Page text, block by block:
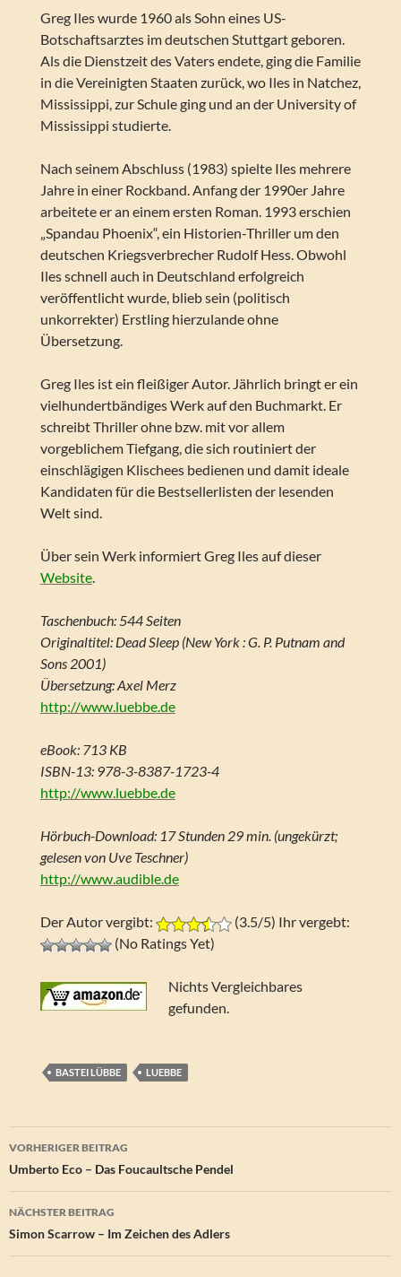
Greg Iles wurde 1960 als Sohn eines US-
Botschaftsarztes im deutschen Stuttgart geboren.
Als die Dienstzeit des Vaters endete, ging die Familie
in die Vereinigten Staaten zurück, wo Iles in Natchez,
Mississippi, zur Schule ging und an der University of
Mississippi studierte.
Nach seinem Abschluss (1983) spielte Iles mehrere
Jahre in einer Rockband. Anfang der 1990er Jahre
arbeitete er an einem ersten Roman. 1993 erschien
„Spandau Phoenix“, ein Historien-Thriller um den
deutschen Kriegsverbrecher Rudolf Hess. Obwohl
Iles schnell auch in Deutschland erfolgreich
veröffentlicht wurde, blieb sein (politisch
unkorrekter) Erstling hierzulande ohne
Übersetzung.
Greg Iles ist ein fleißiger Autor. Jährlich bringt er ein
vielhundertbändiges Werk auf den Buchmarkt. Er
schreibt Thriller ohne bzw. mit vor allem
vorgeblichem Tiefgang, die sich routiniert der
einschlägigen Klischees bedienen und damit ideale
Kandidaten für die Bestsellerlisten der lesenden
Welt sind.
Über sein Werk informiert Greg Iles auf dieser
Website.
Taschenbuch: 544 Seiten
Originaltitel: Dead Sleep (New York : G. P. Putnam and
Sons 2001)
Übersetzung: Axel Merz
http://www.luebbe.de
eBook: 713 KB
ISBN-13: 978-3-8387-1723-4
http://www.luebbe.de
Hörbuch-Download: 17 Stunden 29 min. (ungekürzt;
gelesen von Uve Teschner)
http://www.audible.de
Der Autor vergibt:
(3.5/5) Ihr vergebt:
(No Ratings Yet)
Nichts Vergleichbares
gefunden.
BASTEI LÜBBE LUEBBE
Beitragsnavigation
VORHERIGER BEITRAG
Umberto Eco – Das Foucaultsche Pendel
NÄCHSTER BEITRAG
Simon Scarrow – Im Zeichen des Adlers